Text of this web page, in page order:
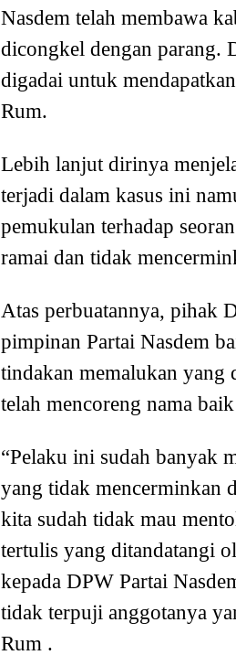
Nasdem telah membawa
dicongkel dengan parang.
digadai untuk
Rum.
Lebih lanjut dirinya
terjadi dalam kasus ini
pemukulan terhadap
ramai dan tidak
Atas perbuatannya, pihak
pimpinan Partai Nasdem
tindakan memalukan
telah mencoreng nama
“Pelaku ini sudah banyak
yang tidak mencerminkan
kita sudah tidak mau
tertulis yang ditandatangi
kepada DPW Partai
tidak terpuji anggotanya
Rum .